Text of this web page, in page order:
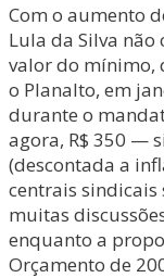
Com o aumento
Lula da Silva
valor do mínimo,
o Planalto, em
durante o
agora, R$ 350 —
(descontada a
centrais sindicais
muitas
enquanto a
Orçamento de